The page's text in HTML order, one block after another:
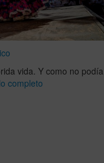
vida. Y como no podía
completo